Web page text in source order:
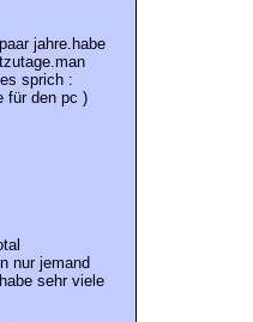
jahre.habe
sprich :
für den pc )
nur jemand
sehr viele